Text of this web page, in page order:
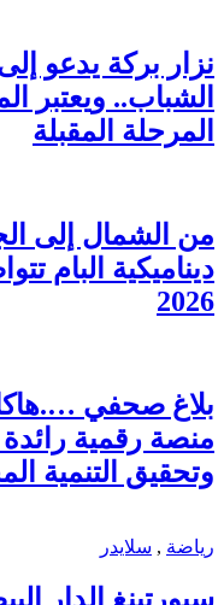
نزار بركة يدعو
الشباب.. ويعتبر
المرحلة المقبلة
من الشمال إلى
ديناميكية البام
2026
منصة رقمية رائدة
وتحقيق التنمية
رياضة , سلايدر
سبورتينغ الدار